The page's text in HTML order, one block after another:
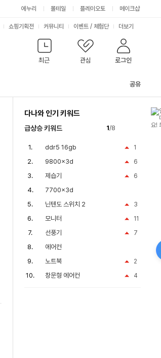
에누리 몰테일 플레이오토 메이크샵
최근 관심 로그인
쇼핑기획전 커뮤니티 이벤트 / 체험단 더보기
공유
다나와 인기 키워드
급상승 키워드 1/8
1
ddr5 16gb
6
9800x3d
6
제습기
7700x3d
3
닌텐도 스위치 2
11
모니터
7
선풍기
에어컨
2
노트북
4
창문형 에어컨